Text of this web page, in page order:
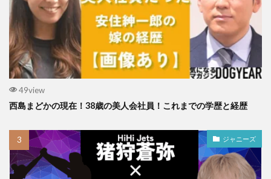
49view
西島まどかの現在！38歳の美人会社員！これまでの学歴と経歴
ジャニーズ